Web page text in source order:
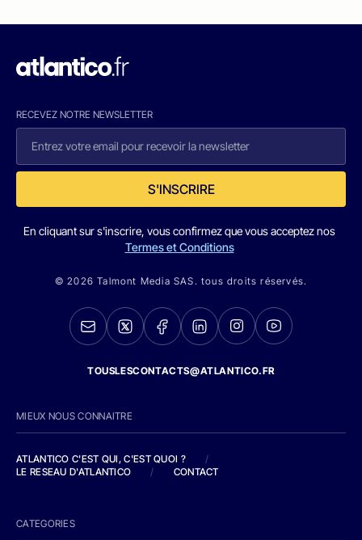
RECEVEZ NOTRE NEWSLETTER
S'INSCRIRE
En cliquant sur s'inscrire, vous confirmez que vous acceptez nos
Termes et Conditions
© 2026 Talmont Media SAS. tous droits réservés.
TOUSLESCONTACTS@ATLANTICO.FR
MIEUX NOUS CONNAITRE
ATLANTICO C'EST QUI, C'EST QUOI ?
/
LE RESEAU D'ATLANTICO
/ CONTACT
CATEGORIES